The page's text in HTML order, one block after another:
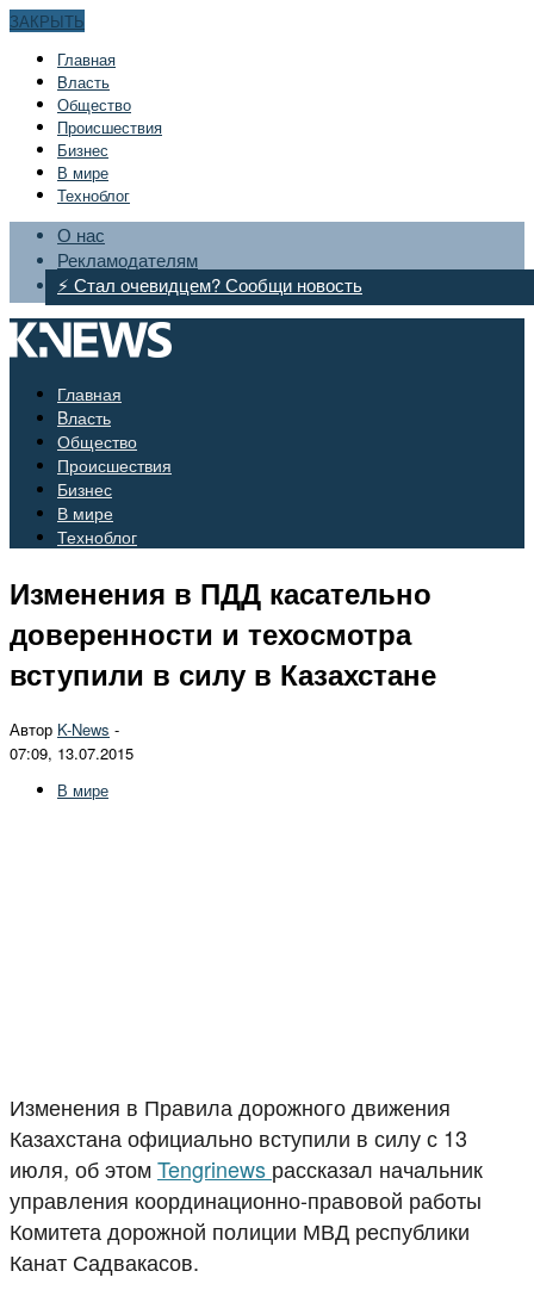
ЗАКРЫТЬ
Главная
Bласть
Общество
Происшествия
Бизнес
В мире
Техноблог
О нас
Рекламодателям
⚡ Стал очевидцем? Сообщи новость
Главная
Bласть
Общество
Происшествия
Бизнес
В мире
Техноблог
Изменения в ПДД касательно
доверенности и техосмотра
вступили в силу в Казахстане
Автор K-News -
07:09, 13.07.2015
В мире
Изменения в Правила дорожного движения
Казахстана официально вступили в силу с 13
июля, об этомTengrinews рассказал начальник
управления координационно-правовой работы
Комитета дорожной полиции МВД республики
Канат Садвакасов.